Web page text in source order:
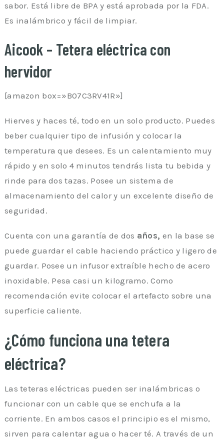
sabor. Está libre de BPA y está aprobada por la FDA.
Es inalámbrico y fácil de limpiar.
Aicook – Tetera eléctrica con
hervidor
[amazon box=»B07C3RV41R»]
Hierves y haces té, todo en un solo producto. Puedes
beber cualquier tipo de infusión y colocar la
temperatura que desees. Es un calentamiento muy
rápido y en solo 4 minutos tendrás lista tu bebida y
rinde para dos tazas. Posee un sistema de
almacenamiento del calor y un excelente diseño de
seguridad.
Cuenta con una garantía de dos años, en la base se
puede guardar el cable haciendo práctico y ligero de
guardar. Posee un infusor extraíble hecho de acero
inoxidable. Pesa casi un kilogramo. Como
recomendación evite colocar el artefacto sobre una
superficie caliente.
¿Cómo funciona una tetera
eléctrica?
Las teteras eléctricas pueden ser inalámbricas o
funcionar con un cable que se enchufa a la
corriente. En ambos casos el principio es el mismo,
sirven para calentar agua o hacer té. A través de un